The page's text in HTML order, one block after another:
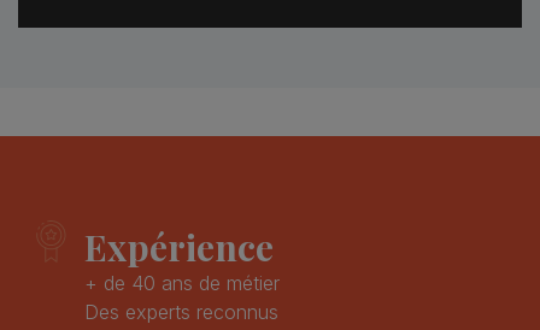
Expérience
+ de 40 ans de métier
Des experts reconnus